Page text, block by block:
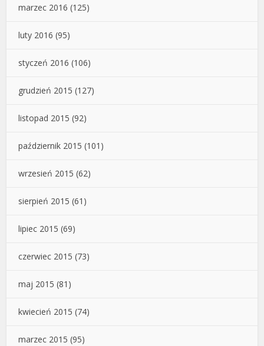
marzec 2016 (125)
luty 2016 (95)
styczeń 2016 (106)
grudzień 2015 (127)
listopad 2015 (92)
październik 2015 (101)
wrzesień 2015 (62)
sierpień 2015 (61)
lipiec 2015 (69)
czerwiec 2015 (73)
maj 2015 (81)
kwiecień 2015 (74)
marzec 2015 (95)